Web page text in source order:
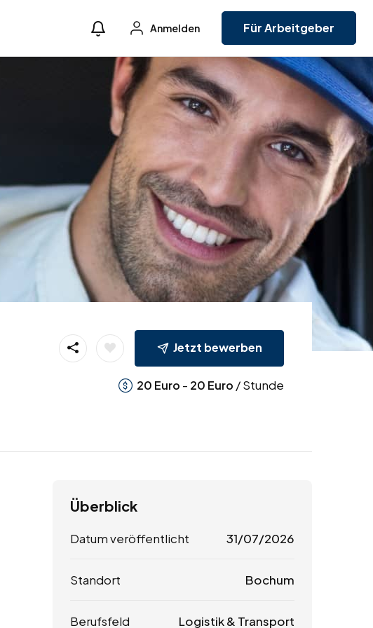
Anmelden Für Arbeitgeber
Jetzt bewerben
20 Euro - 20 Euro / Stunde
Überblick
Datum veröffentlicht 31/07/2026
Standort Bochum
Berufsfeld Logistik & Transport